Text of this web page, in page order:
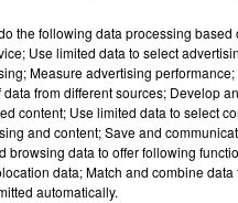
Steele (Dakota
dans les deux
personne
grande
accueil E.L.
d'officialiser
à l'idée de donner
the following data processing
Use limited data to select
Measure advertising
from different sources; Develop
content; Use limited data to select
and content; Save and
browsing data to offer following
data; Match and combine
automatically.